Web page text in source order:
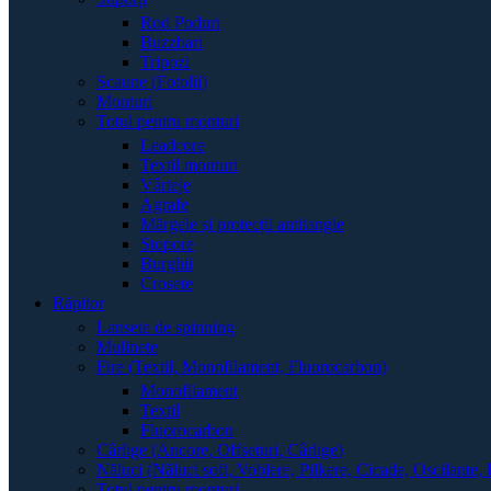
Rod Poduri
Buzzbari
Tripozi
Scaune (Fotolii)
Monturi
Totul pentru monturi
Leadcore
Textil monturi
Vârteje
Agrafe
Mărgele și protecții antitangle
Stopore
Burghii
Crosete
Răpitor
Lansete de spinning
Mulinete
Fire (Textil, Monofilament, Fluorocarbon)
Monofilament
Textil
Fluorocarbon
Cârlige (Ancore, Offseturi, Cârlige)
Năluci (Năluci soft, Voblere, Pilkere, Cicade, Oscilante,